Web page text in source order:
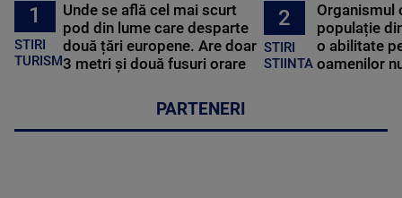
1
STIRI
TURISM
Unde se află cel mai scurt
pod din lume care desparte
două țări europene. Are doar
3 metri și două fusuri orare
2
STIRI
STIINTA
Organismul
populație
o abilitate
oamenilor
PARTENERI